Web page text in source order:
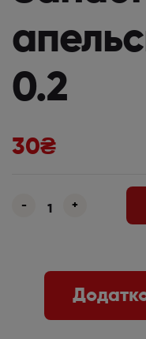
0.2
30₴
- +